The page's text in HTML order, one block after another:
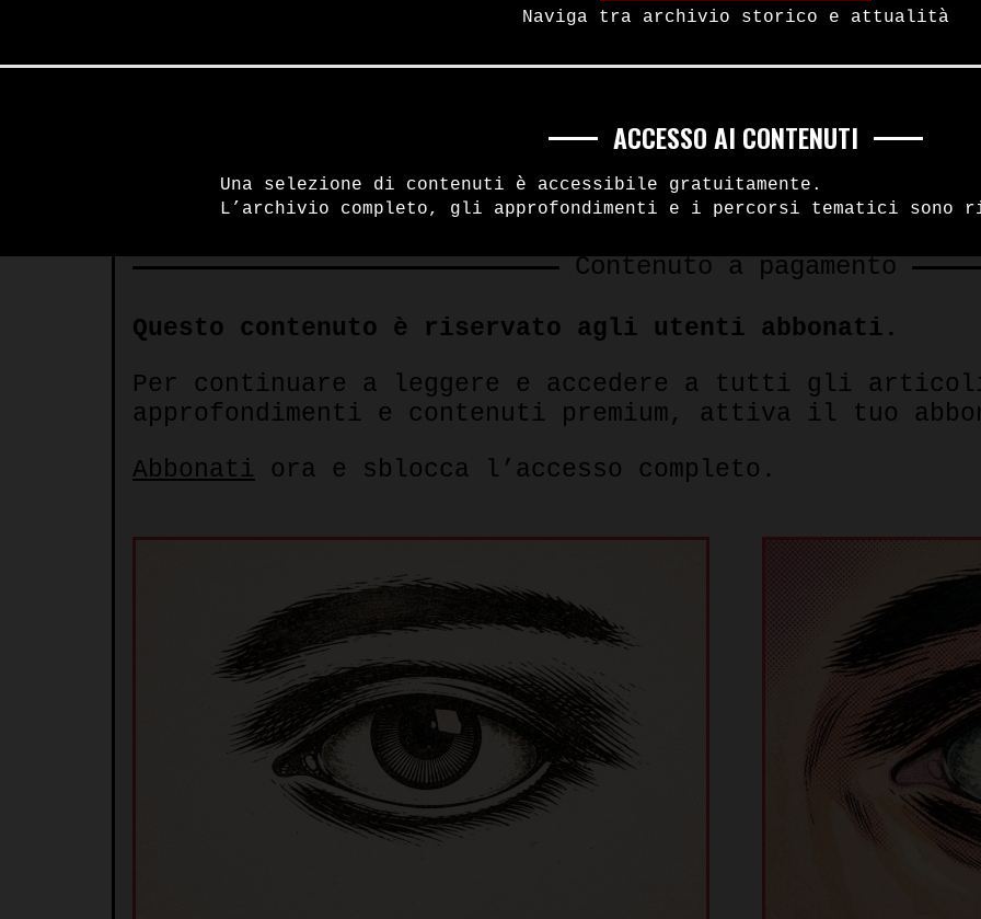
Michele Riccardi Dal Soglio
racconta il confine fragile tra autoritarismo militare,
Contenuto a pagamento
Questo contenuto è riservato agli utenti abbonati.
Per continuare a leggere e accedere a tutti gli
approfondimenti e contenuti premium, attiva il tuo
Abbonati ora e sblocca l’accesso completo.
Naviga tra archivio storico e attualità
ACCESSO AI CONTENUTI
Una selezione di contenuti è accessibile gratuitamente.
L’archivio completo, gli approfondimenti e i percorsi tematici sono